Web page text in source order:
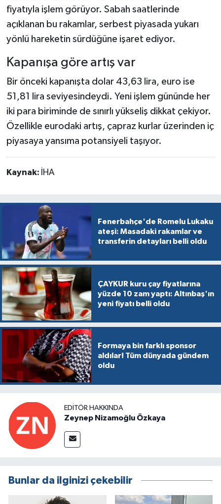
fiyatıyla işlem görüyor. Sabah saatlerinde
açıklanan bu rakamlar, serbest piyasada yukarı
yönlü hareketin sürdüğüne işaret ediyor.
Kapanışa göre artış var
Bir önceki kapanışta dolar 43,63 lira, euro ise
51,81 lira seviyesindeydi. Yeni işlem gününde her
iki para biriminde de sınırlı yükseliş dikkat çekiyor.
Özellikle eurodaki artış, çapraz kurlar üzerinden iç
piyasaya yansıma potansiyeli taşıyor.
Kaynak: İHA
Fenerbahçe'de Romelu Lukaku
ateşi: Masadaki rakamlar ve
transferin detayları belli oldu
ÇAYKUR kuru çay fiyatlarına
yüzde 10 zam yaptı: Altınbaş'ın
yeni fiyatı belli oldu
Formaya bin farklı sponsor
aldılar! Tüm dünyada gündem
oldu
EDITÖR HAKKINDA
Zeynep Nizamoğlu Özkaya
Bunlar da ilginizi çekebilir